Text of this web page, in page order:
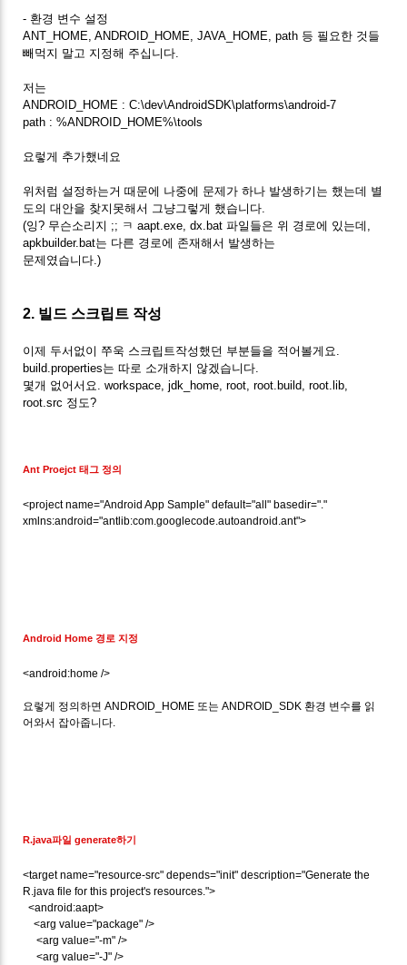
- 환경 변수 설정
ANT_HOME, ANDROID_HOME, JAVA_HOME, path 등 필요한 것들
빼먹지 말고 지정해 주십니다.
저는
ANDROID_HOME : C:\dev\AndroidSDK\platforms\android-7
path : %ANDROID_HOME%\tools
요렇게 추가했네요
위처럼 설정하는거 때문에 나중에 문제가 하나 발생하기는 했는데 별
도의 대안을 찾지못해서 그냥그렇게 했습니다.
(잉? 무슨소리지 ;; ㅋ aapt.exe, dx.bat 파일들은 위 경로에 있는데,
apkbuilder.bat는 다른 경로에 존재해서 발생하는
문제였습니다.)
2. 빌드 스크립트 작성
이제 두서없이 쭈욱 스크립트작성했던 부분들을 적어볼게요.
build.properties는 따로 소개하지 않겠습니다.
몇개 없어서요. workspace, jdk_home, root, root.build, root.lib,
root.src 정도?
Ant Proejct 태그 정의
<project name="Android App Sample" default="all" basedir="."
xmlns:android="antlib:com.googlecode.autoandroid.ant">
Android Home 경로 지정
<android:home />
요렇게 정의하면 ANDROID_HOME 또는 ANDROID_SDK 환경 변수를 읽
어와서 잡아줍니다.
R.java파일 generate하기
<target name="resource-src" depends="init" description="Generate the
R.java file for this project's resources.">
<android:aapt>
<arg value="package" />
<arg value="-m" />
<arg value="-J" />